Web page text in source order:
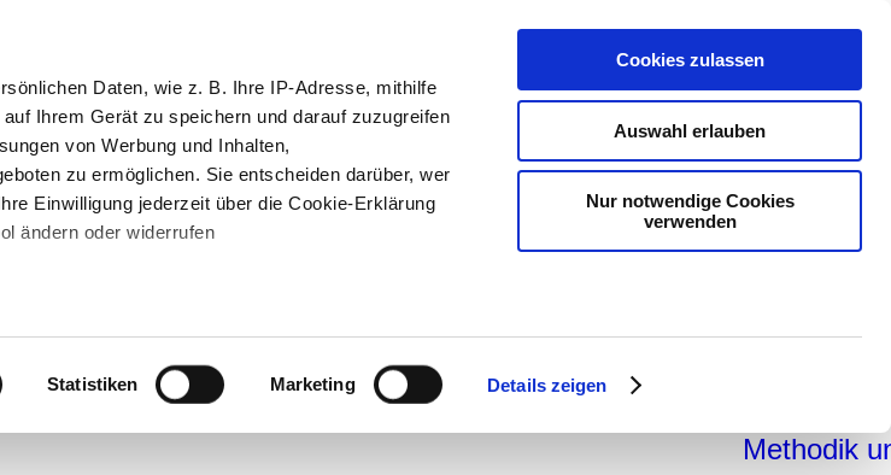
Daten, wie z. B. Ihre IP-Adresse, mithilfe
Ihrem Gerät zu speichern und darauf zuzugreifen
von Werbung und Inhalten,
zu ermöglichen. Sie entscheiden darüber, wer
Einwilligung jederzeit über die Cookie-Erklärung
ändern oder widerrufen
Merkmalen (Fingerprinting) identifizieren
verarbeitet werden, und legen Sie Ihre
Statistiken Marketing Details zeigen
Cookies zulassen
Auswahl erlauben
Nur notwendige Cookies
verwenden
teachSam-
Deutsch
Methodik